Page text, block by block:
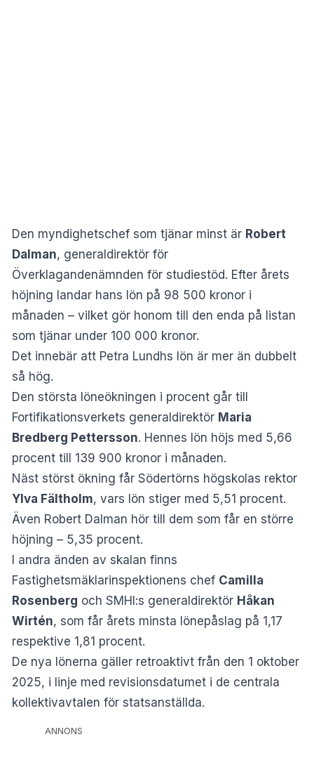
Den myndighetschef som tjänar minst är Robert
Dalman, generaldirektör för
Överklagandenämnden för studiestöd. Efter årets
höjning landar hans lön på 98 500 kronor i
månaden – vilket gör honom till den enda på listan
som tjänar under 100 000 kronor.
Det innebär att Petra Lundhs lön är mer än dubbelt
så hög.
Den största löneökningen i procent går till
Fortifikationsverkets generaldirektör Maria
Bredberg Pettersson. Hennes lön höjs med 5,66
procent till 139 900 kronor i månaden.
Näst störst ökning får Södertörns högskolas rektor
Ylva Fältholm, vars lön stiger med 5,51 procent.
Även Robert Dalman hör till dem som får en större
höjning – 5,35 procent.
I andra änden av skalan finns
Fastighetsmäklarinspektionens chef Camilla
Rosenberg och SMHI:s generaldirektör Håkan
Wirtén, som får årets minsta lönepåslag på 1,17
respektive 1,81 procent.
De nya lönerna gäller retroaktivt från den 1 oktober
2025, i linje med revisionsdatumet i de centrala
kollektivavtalen för statsanställda.
ANNONS